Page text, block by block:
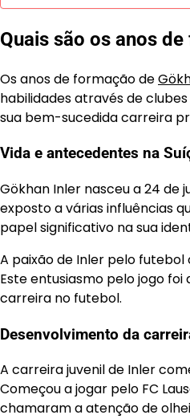
Quais são os anos
Os anos de formação de
habilidades através de
sua bem-sucedida carreira
Vida e antecedentes na
Gökhan Inler nasceu a 24 de
exposto a várias influências
papel significativo na sua
A paixão de Inler pelo
Este entusiasmo pelo jogo
carreira no futebol.
Desenvolvimento da
A carreira juvenil de Inler
Começou a jogar pelo FC
chamaram a atenção de